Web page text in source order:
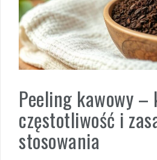
Peeling kawowy –
częstotliwość i
stosowania